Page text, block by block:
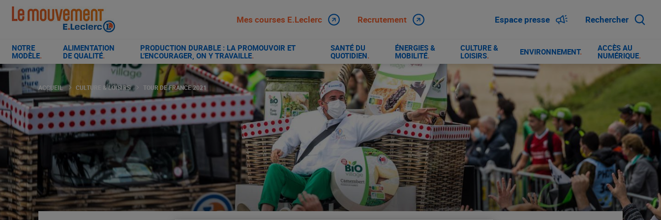
Aller
contenu
Mes courses E.Leclerc Recrutement Espace presse Rechercher
NOTRE
MODÈLE.
ALIMENTATION
DE QUALITÉ.
PRODUCTION DURABLE : LA PROMOUVOIR ET
L’ENCOURAGER, ON Y TRAVAILLE.
SANTÉ DU
QUOTIDIEN.
ÉNERGIES &
MOBILITÉ.
CULTURE &
LOISIRS. ENVIRONNEMENT.
ACCÈS AU
NUMÉRIQUE.
ACCUEIL CULTURE & LOISIRS TOUR DE FRANCE 2021